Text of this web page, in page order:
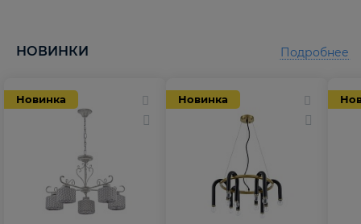
НОВИНКИ
Новинка Новинка
Подробнее